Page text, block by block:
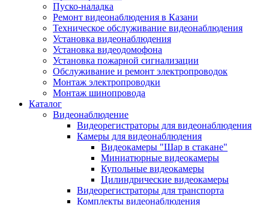
Пуско-наладка
Ремонт видеонаблюдения в Казани
Техническое обслуживание видеонаблюдения
Установка видеонаблюдения
Установка видеодомофона
Установка пожарной сигнализации
Обслуживание и ремонт электропроводок
Монтаж электропроводки
Монтаж шинопровода
Каталог
Видеонаблюдение
Видеорегистраторы для видеонаблюдения
Камеры для видеонаблюдения
Видеокамеры "Шар в стакане"
Миниатюрные видеокамеры
Купольные видеокамеры
Цилиндрические видеокамеры
Видеорегистраторы для транспорта
Комплекты видеонаблюдения